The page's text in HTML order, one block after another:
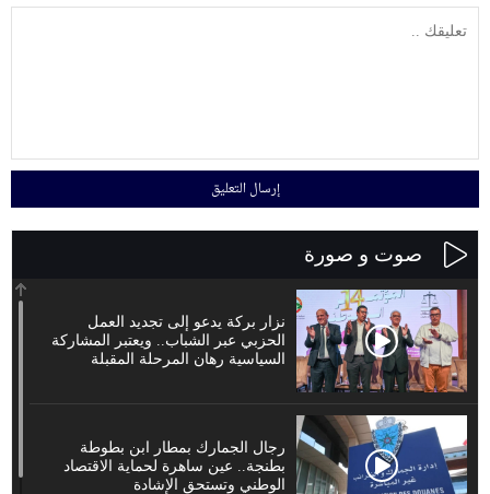
صوت و صورة
نزار بركة يدعو إلى تجديد العمل
الحزبي عبر الشباب.. ويعتبر المشاركة
السياسية رهان المرحلة المقبلة
رجال الجمارك بمطار ابن بطوطة
بطنجة.. عين ساهرة لحماية الاقتصاد
الوطني وتستحق الإشادة